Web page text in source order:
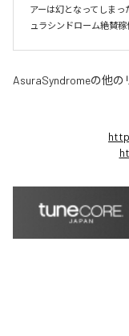
アーは幻となってしま
ュラシンドローム絶賛稼
AsuraSyndromeの他の